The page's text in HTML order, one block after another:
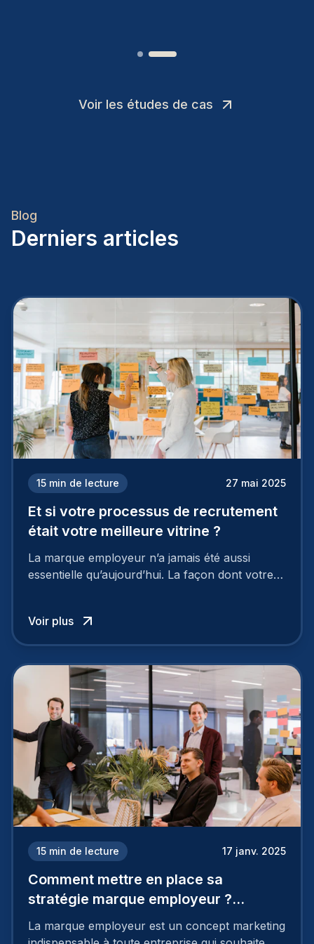
Voir les études de cas
Blog
Derniers articles
15 min de lecture 27 mai 2025
Et si votre processus de recrutement
était votre meilleure vitrine ?
La marque employeur n’a jamais été aussi
essentielle qu’aujourd’hui. La façon dont votre
à perdre les meilleurs profils.
Voir plus
15 min de lecture 17 janv. 2025
Comment mettre en place sa
stratégie marque employeur ?
Découvrez les 7 étapes
La marque employeur est un concept marketing